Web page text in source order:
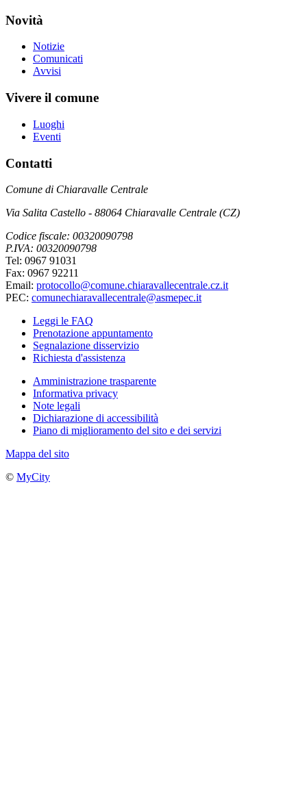
Novità
Notizie
Comunicati
Avvisi
Vivere il comune
Luoghi
Eventi
Contatti
Comune di Chiaravalle Centrale
Via Salita Castello - 88064 Chiaravalle Centrale (CZ)
Codice fiscale: 00320090798
P.IVA: 00320090798
Tel: 0967 91031
Fax: 0967 92211
Email: protocollo@comune.chiaravallecentrale.cz.it
PEC: comunechiaravallecentrale@asmepec.it
Leggi le FAQ
Prenotazione appuntamento
Segnalazione disservizio
Richiesta d'assistenza
Amministrazione trasparente
Informativa privacy
Note legali
Dichiarazione di accessibilità
Piano di miglioramento del sito e dei servizi
Mappa del sito
© MyCity